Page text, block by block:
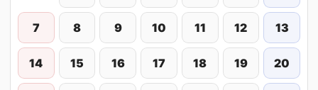
7 8 9 10 11 12 13
14 15 16 17 18 19 20